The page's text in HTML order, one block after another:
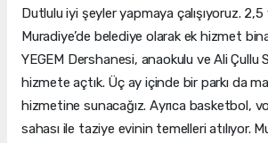
Dutlulu iyi şeyler yapmaya çalışıyoruz. 2,5
Muradiye’de belediye olarak ek hizmet
YEGEM Dershanesi, anaokulu ve Ali Çullu
hizmete açtık. Üç ay içinde bir parkı da
hizmetine sunacağız. Ayrıca basketbol,
sahası ile taziye evinin temelleri atılıyor.